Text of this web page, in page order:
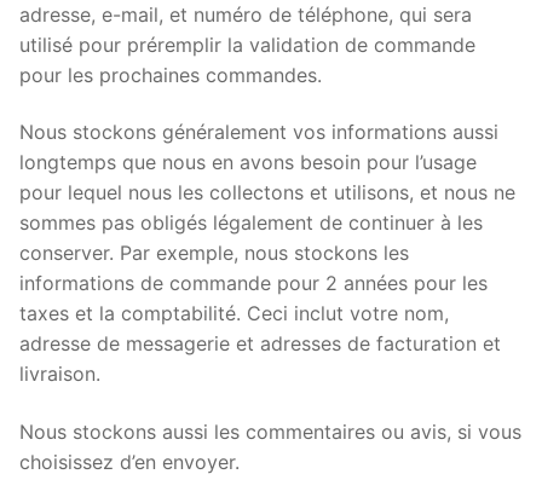
adresse, e-mail, et numéro de téléphone, qui sera
utilisé pour préremplir la validation de commande
pour les prochaines commandes.
Nous stockons généralement vos informations aussi
longtemps que nous en avons besoin pour l’usage
pour lequel nous les collectons et utilisons, et nous ne
sommes pas obligés légalement de continuer à les
conserver. Par exemple, nous stockons les
informations de commande pour 2 années pour les
taxes et la comptabilité. Ceci inclut votre nom,
adresse de messagerie et adresses de facturation et
livraison.
Nous stockons aussi les commentaires ou avis, si vous
choisissez d’en envoyer.